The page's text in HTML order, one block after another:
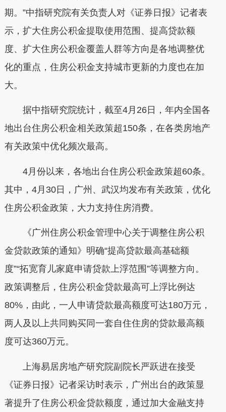
期。”中指研究院有关负责人对《证券日报》记者表
示，扩大住房公积金提取使用范围、提高贷款额
度、扩大住房公积金覆盖人群等方向是各地调整优
化的重点，住房公积金支持城市更新的力度也在加
大。
据中指研究院统计，截至4月26日，年内全国各
地出台住房公积金相关政策超150条，在各类房地产
有关政策中优化频次最高。
4月份以来，各地出台住房公积金政策超60条。
其中，4月30日，广州、武汉均发布有关政策，优化
住房公积金政策，大力支持住房消费。
《广州住房公积金管理中心关于调整住房公积
金贷款政策的通知》明确“提高贷款最高基础额
度”“拓宽育儿家庭申请贷款上浮范围”等调整方向。
政策调整后，住房公积金贷款最高可上浮比例达
80%，由此，一人申请贷款最高额度可达180万元，
两人及以上共同购买同一套自住住房的贷款最高额
度可达360万元。
上海易居房地产研究院副院长严跃进在接受
《证券日报》记者采访时表示，广州出台的政策显
著提升了住房公积金贷款额度，通过加大金融支持